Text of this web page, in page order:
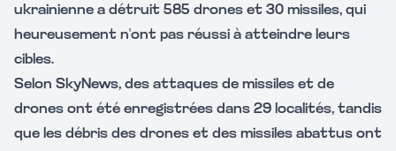
ukrainienne a détruit 585 drones et 30 missiles, qui
heureusement n'ont pas réussi à atteindre leurs
cibles.
Selon SkyNews, des attaques de missiles et de
drones ont été enregistrées dans 29 localités, tandis
que les débris des drones et des missiles abattus ont